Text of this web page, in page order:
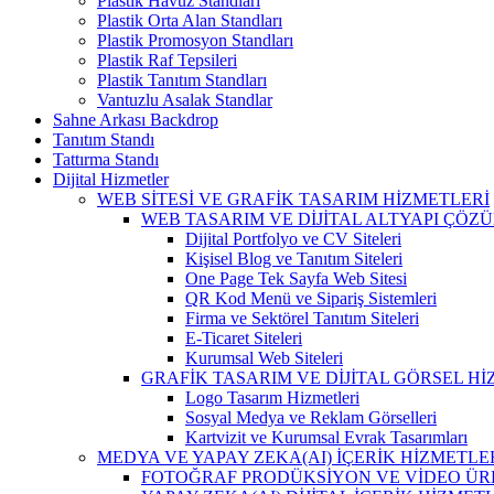
Plastik Orta Alan Standları
Plastik Promosyon Standları
Plastik Raf Tepsileri
Plastik Tanıtım Standları
Vantuzlu Asalak Standlar
Sahne Arkası Backdrop
Tanıtım Standı
Tattırma Standı
Dijital Hizmetler
WEB SİTESİ VE GRAFİK TASARIM HİZMETLERİ
WEB TASARIM VE DİJİTAL ALTYAPI
Dijital Portfolyo ve CV Siteleri
Kişisel Blog ve Tanıtım Siteleri
One Page Tek Sayfa Web Sitesi
QR Kod Menü ve Sipariş Sistemleri
Firma ve Sektörel Tanıtım Siteleri
E-Ticaret Siteleri
Kurumsal Web Siteleri
GRAFİK TASARIM VE DİJİTAL GÖRSEL
Logo Tasarım Hizmetleri
Sosyal Medya ve Reklam Görselleri
Kartvizit ve Kurumsal Evrak Tasarımları
MEDYA VE YAPAY ZEKA(AI) İÇERİK
FOTOĞRAF PRODÜKSİYON VE VİDEO